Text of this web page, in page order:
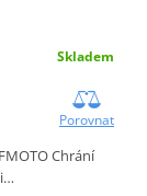
Skladem
Porovnat
Chrání